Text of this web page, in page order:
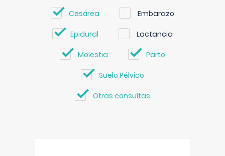
Cesárea Embarazo
Epidural Lactancia
Molestia Parto
Suelo Pélvico
Otras consultas